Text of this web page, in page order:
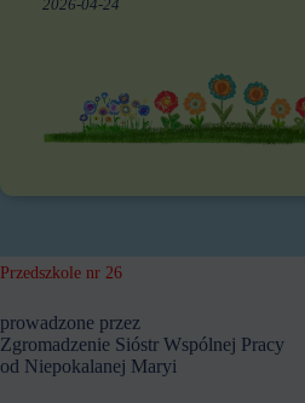
2026-04-24
Przedszkole nr 26
prowadzone przez
Zgromadzenie Sióstr Wspólnej Pracy
od Niepokalanej Maryi